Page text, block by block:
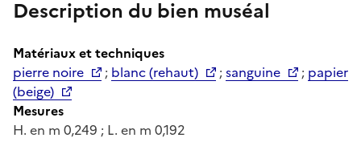
Description du bien muséal
Matériaux et techniques
pierre noire
; blanc (rehaut) ;sanguine ; papier
(beige)
Mesures
H. en m 0,249 ; L. en m 0,192